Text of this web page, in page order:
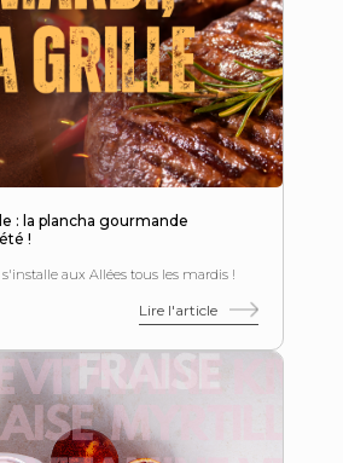
: la plancha gourmande
!
aux Allées tous les mardis !
Lire l'article